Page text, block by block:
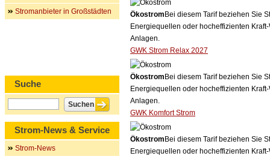
Ökostrom Bei diesem Tarif beziehen Sie
Energiequellen oder hocheffizienten
Anlagen.
GWK Strom Relax 2027
Ökostrom Bei diesem Tarif beziehen Sie
Energiequellen oder hocheffizienten
Anlagen.
GWK Komfort Strom
Ökostrom Bei diesem Tarif beziehen Sie
Energiequellen oder hocheffizienten
Stromanbieter in Großstädten
Suche
Strom-News & Service
Strom-News